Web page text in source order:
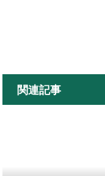
関連記事